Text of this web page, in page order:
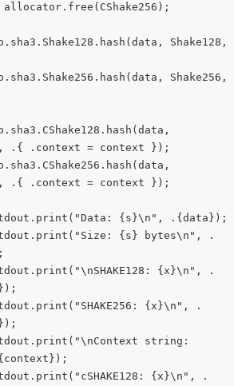
.{ .context = context });
.{ .context = context });